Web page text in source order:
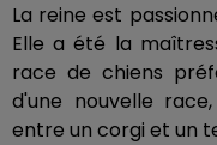
La reine est
Elle a été la
race de chiens
d'une nouvelle
entre un corgi et un